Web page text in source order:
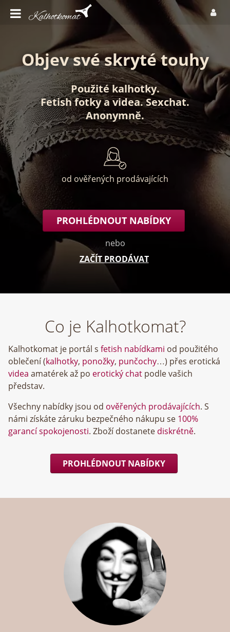
Objev své skryté touhy
Použité kalhotky.
Fetish fotkyavidea.Sexchat.
Anonymně.
od ověřených prodávajících
PROHLÉDNOUT NABÍDKY
nebo
ZAČÍT PRODÁVAT
Co je Kalhotkomat?
Kalhotkomat je portál s fetish nabídkami od použitého
oblečení (kalhotky, ponožky, punčochy…) přes erotická
videa amatérek až po erotický chat podle vašich
představ.
Všechny nabídky jsou od ověřených prodávajících. S
námi získáte záruku bezpečného nákupu se 100%
garancí spokojenosti. Zboží dostanete diskrétně.
PROHLÉDNOUT NABÍDKY